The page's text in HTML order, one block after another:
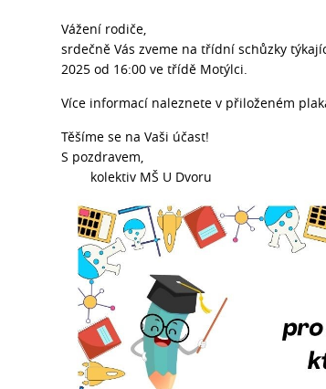
Vážení rodiče,
srdečně Vás zveme na třídní schůzky
2025 od 16:00 ve třídě Motýlci.
Více informací naleznete v přiloženém
Těšíme se na Vaši účast!
S pozdravem,
kolektiv MŠ U Dvoru